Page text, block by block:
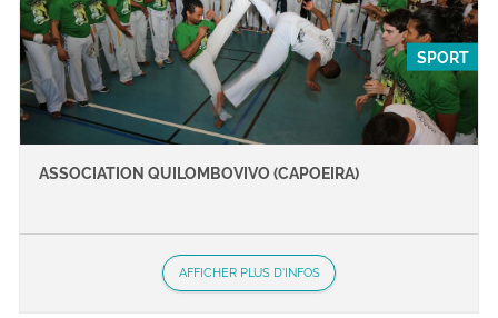
SPORT
ASSOCIATION QUILOMBOVIVO (CAPOEIRA)
AFFICHER PLUS D'INFOS